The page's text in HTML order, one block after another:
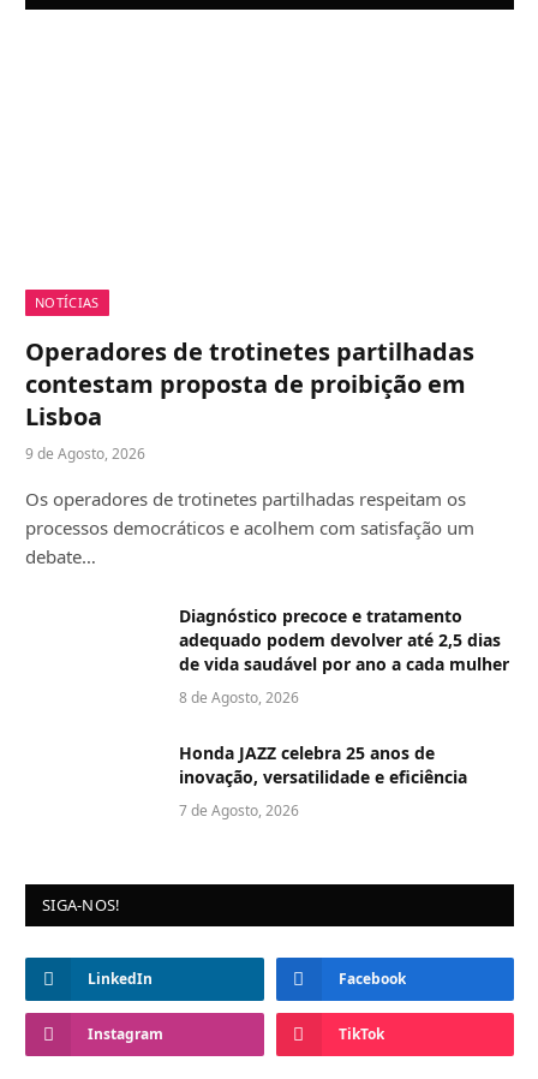
NOTÍCIAS
Operadores de trotinetes partilhadas
contestam proposta de proibição em
Lisboa
9 de Agosto, 2026
Os operadores de trotinetes partilhadas respeitam os
processos democráticos e acolhem com satisfação um
debate…
Diagnóstico precoce e tratamento
adequado podem devolver até 2,5 dias
de vida saudável por ano a cada mulher
8 de Agosto, 2026
Honda JAZZ celebra 25 anos de
inovação, versatilidade e eficiência
7 de Agosto, 2026
SIGA-NOS!
LinkedIn Facebook
Instagram TikTok